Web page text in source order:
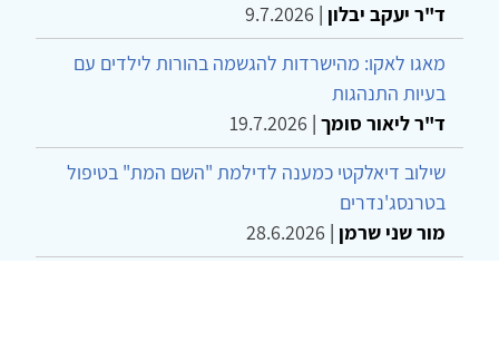
ד"ר יעקב יבלון |
9.7.2026
מאגו לאקו: מהישרדות להגשמה בהורות לילדים עם
בעיות התנהגות
ד"ר ליאור סומך |
19.7.2026
שילוב דיאלקטי כמענה לדילמת "השם המת" בטיפול
בטרנסג'נדרים
מור שני שרמן |
28.6.2026